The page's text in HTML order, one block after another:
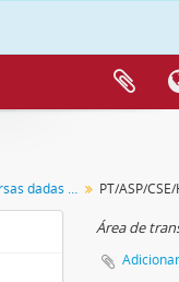
Certidões de sentenças diversas dadas por petição PT/ASP/
Área de
Adicionar